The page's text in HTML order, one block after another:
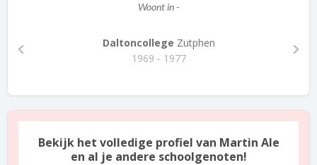
Woont in -
Daltoncollege Zutphen
1969 - 1977
Bekijk het volledige profiel van Martin Ale
en al je andere schoolgenoten!